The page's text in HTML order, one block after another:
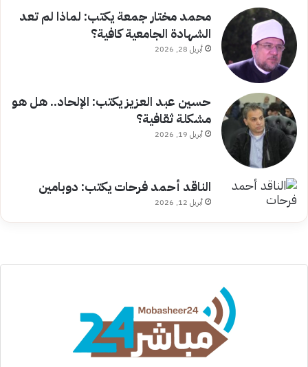
محمد مختار جمعة يكتب: لماذا لم تعد
الشهادة الجامعية كافية؟
أبريل 28, 2026
حسين عبد العزيز يكتب: الإلحاد.. هل هو
مشكلة ثقافية؟
أبريل 19, 2026
الناقد أحمد فرحات يكتب: دوبامين
أبريل 12, 2026